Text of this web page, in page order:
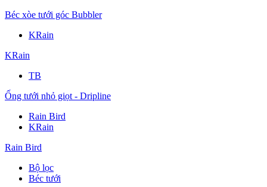
Béc xòe tưới góc Bubbler
KRain
KRain
TB
Ống tưới nhỏ giọt - Dripline
Rain Bird
KRain
Rain Bird
Bộ lọc
Béc tưới